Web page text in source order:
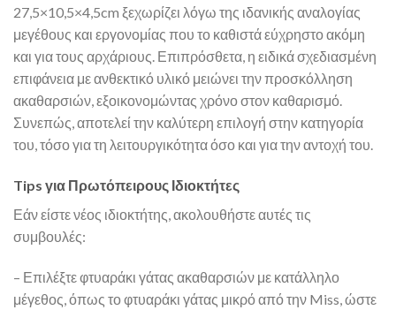
27,5×10,5×4,5cm ξεχωρίζει λόγω της ιδανικής αναλογίας
μεγέθους και εργονομίας που το καθιστά εύχρηστο ακόμη
και για τους αρχάριους. Επιπρόσθετα, η ειδικά σχεδιασμένη
επιφάνεια με ανθεκτικό υλικό μειώνει την προσκόλληση
ακαθαρσιών, εξοικονομώντας χρόνο στον καθαρισμό.
Συνεπώς, αποτελεί την καλύτερη επιλογή στην κατηγορία
του, τόσο για τη λειτουργικότητα όσο και για την αντοχή του.
Tips για Πρωτόπειρους Ιδιοκτήτες
Εάν είστε νέος ιδιοκτήτης, ακολουθήστε αυτές τις
συμβουλές:
– Επιλέξτε φτυαράκι γάτας ακαθαρσιών με κατάλληλο
μέγεθος, όπως το φτυαράκι γάτας μικρό από την Miss, ώστε